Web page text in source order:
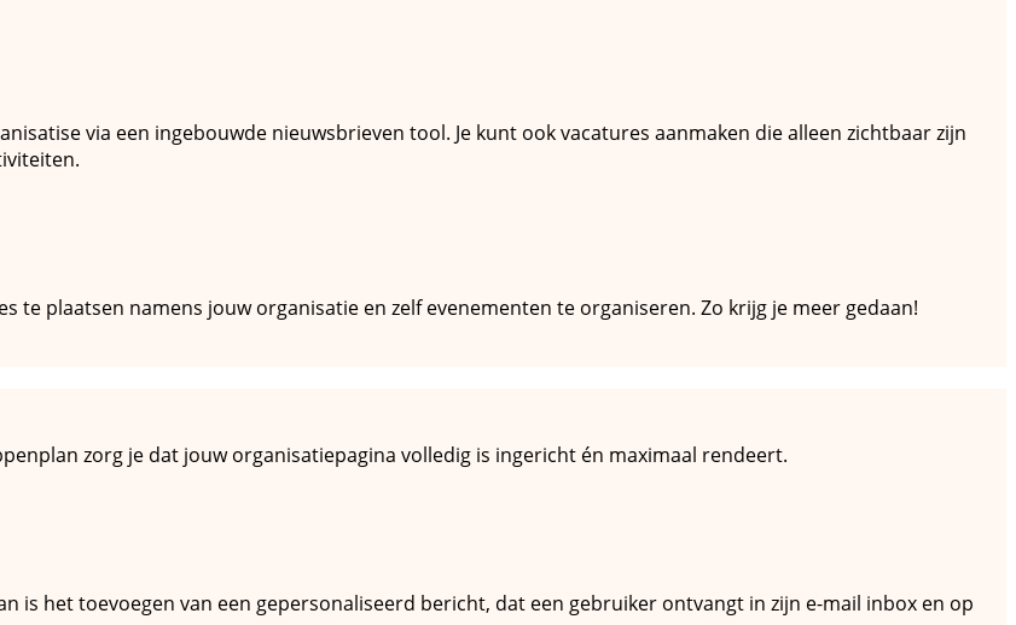
via een ingebouwde nieuwsbrieven tool. Je kunt ook vacatures aanmaken die alleen zichtbaar zijn
te plaatsen namens jouw organisatie en zelf evenementen te organiseren. Zo krijg je meer gedaan!
zorg je dat jouw organisatiepagina volledig is ingericht én maximaal rendeert.
is het toevoegen van een gepersonaliseerd bericht, dat een gebruiker ontvangt in zijn e-mail inbox en op